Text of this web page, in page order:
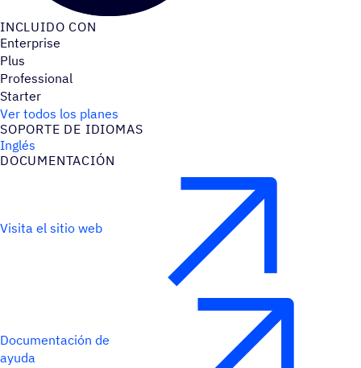
INCLUIDO CON
Enterprise
Plus
Professional
Starter
Ver todos los planes
SOPORTE DE IDIOMAS
Inglés
DOCU­MEN­TA­CIÓN
Visita el sitio web
Documentación de
ayuda